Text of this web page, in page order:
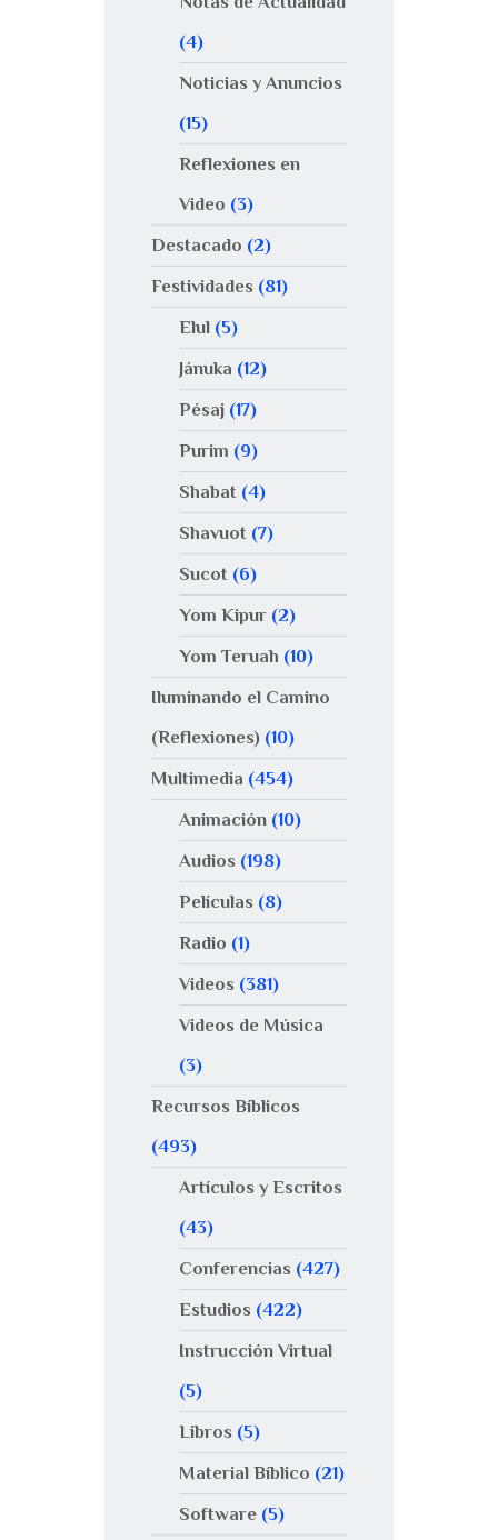
(4)
Noticias y Anuncios
(15)
Reflexiones en
Video (3)
Destacado (2)
Festividades (81)
Elul(5)
Jánuka (12)
Pésaj(17)
Purim (9)
Shabat (4)
Shavuot (7)
Sucot (6)
Yom Kipur(2)
Yom Teruah (10)
Iluminando el Camino
(Reflexiones) (10)
Multimedia (454)
Animación(10)
Audios (198)
Películas (8)
Radio (1)
Videos (381)
Videos de Música
(3)
Recursos Bíblicos
(493)
Artículos y Escritos
(43)
Conferencias (427)
Estudios (422)
Instrucción Virtual
(5)
Libros (5)
Material Bíblico (21)
Software(5)